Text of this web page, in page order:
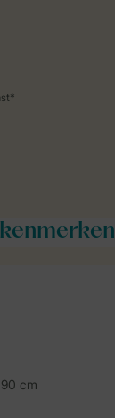
kenmerken
cm